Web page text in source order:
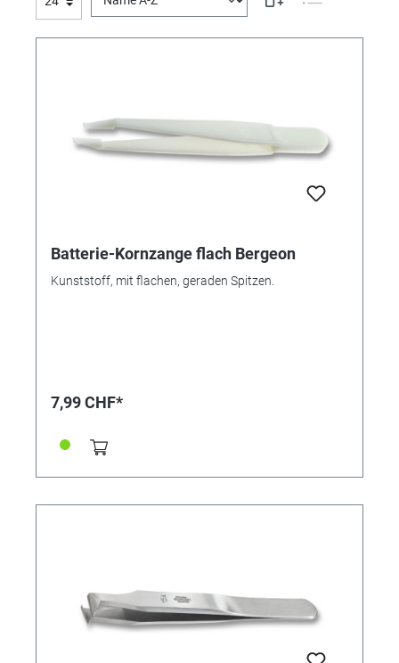
Batterie-Kornzange flach Bergeon
Kunststoff, mit flachen, geraden Spitzen.
7,99 CHF*